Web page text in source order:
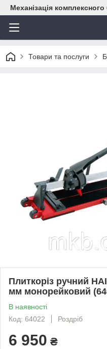
Механізація
Товари та послуги
Плиткоріз ручний
мм монорейковий
В наявності
Код: 64022
Роздріб
6 950 ₴